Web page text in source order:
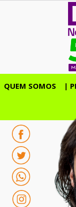
|
QUEM SOMOS